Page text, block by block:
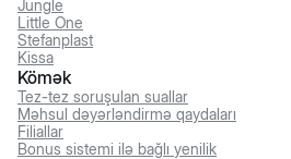
Jungle
Little One
Stefanplast
Kissa
Kömək
Tez-tez soruşulan suallar
Məhsul dəyərləndirmə qaydaları
Filiallar
Bonus sistemi ilə bağlı yenilik